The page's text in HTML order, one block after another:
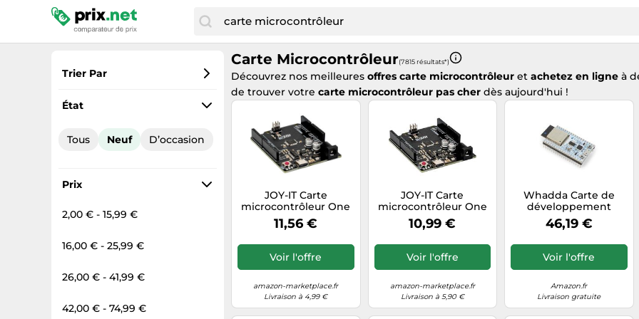
Trier Par
Préférés
Prix total
État
Tous Neuf D’occasion
Prix
2,00 € - 15,99 €
16,00 € - 25,99 €
26,00 € - 41,99 €
42,00 € - 74,99 €
Carte Microcontrôleur(7 815 résultats*)
Découvrez nos meilleures offres carte microcontrôleur et achetez en ligne à
de trouver votre carte microcontrôleur pas cher dès aujourd'hui !
JOY-IT Carte
microcontrôleur One
C ATmega 328PB,
ARD-ONE-C
11,56 €
Voir l'offre
amazon-marketplace.fr
Livraison à 4,99 €
JOY-IT Carte
microcontrôleur One
C ATmega 328PB,
ARD-ONE-C
10,99 €
Voir l'offre
amazon-marketplace.fr
Livraison à 5,90 €
Whadda Carte de
développement
ESP32 development
board, puissant
WiFi et Bluetooth,
compatible avec l'IDE
projets IoT,
d'automatisation et
de bricolage
46,19 €
Voir l'offre
Amazon.fr
Livraison gratuite